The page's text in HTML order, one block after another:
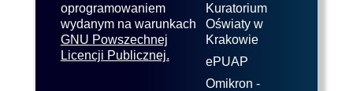
oprogramowaniem
wydanym na warunkach
GNU Powszechnej
Licencji Publicznej.
Kuratorium
Oświaty w
Krakowie
ePUAP
Omikron -